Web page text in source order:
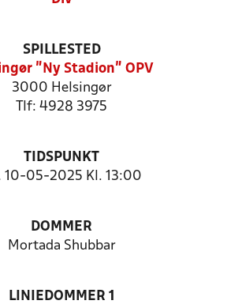
SPILLESTED
"Ny Stadion" OPV
3000 Helsingør
Tlf: 4928 3975
TIDSPUNKT
10-05-2025 Kl. 13:00
DOMMER
Mortada Shubbar
LINIEDOMMER 1